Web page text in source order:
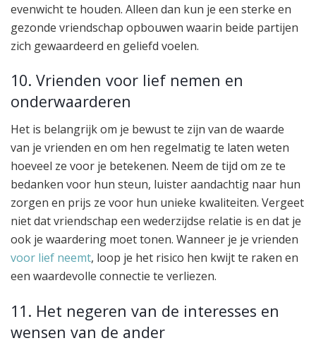
evenwicht te houden. Alleen dan kun je een sterke en
gezonde vriendschap opbouwen waarin beide partijen
zich gewaardeerd en geliefd voelen.
10. Vrienden voor lief nemen en
onderwaarderen
Het is belangrijk om je bewust te zijn van de waarde
van je vrienden en om hen regelmatig te laten weten
hoeveel ze voor je betekenen. Neem de tijd om ze te
bedanken voor hun steun, luister aandachtig naar hun
zorgen en prijs ze voor hun unieke kwaliteiten. Vergeet
niet dat vriendschap een wederzijdse relatie is en dat je
ook je waardering moet tonen. Wanneer je je vrienden
voor lief neemt, loop je het risico hen kwijt te raken en
een waardevolle connectie te verliezen.
11. Het negeren van de interesses en
wensen van de ander